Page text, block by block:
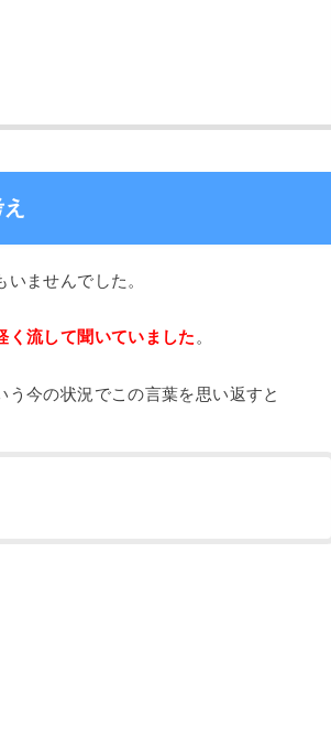
ませんでした。
く流して聞いていました。
今の状況でこの言葉を思い返すと